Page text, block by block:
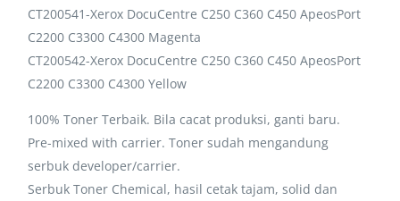
CT200541-Xerox DocuCentre C250 C360 C450 ApeosPort
C2200 C3300 C4300 Magenta
CT200542-Xerox DocuCentre C250 C360 C450 ApeosPort
C2200 C3300 C4300 Yellow
100% Toner Terbaik. Bila cacat produksi, ganti baru.
Pre-mixed with carrier. Toner sudah mengandung
serbuk developer/carrier.
Serbuk Toner Chemical, hasil cetak tajam, solid dan